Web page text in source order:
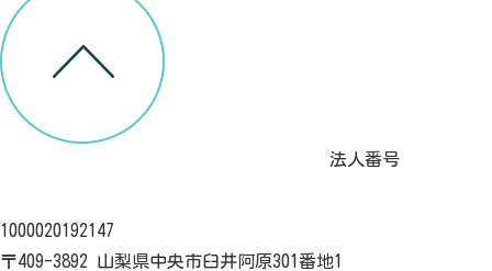
法人番号
1000020192147
〒409-3892 山梨県中央市臼井阿原301番地1